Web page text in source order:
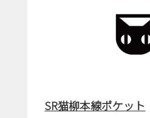
SR猫柳本線ポケット